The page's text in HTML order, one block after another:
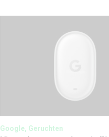
Google, Geruchten